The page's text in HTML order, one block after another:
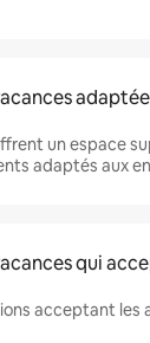
un espace
adaptés aux
qui
acceptant les